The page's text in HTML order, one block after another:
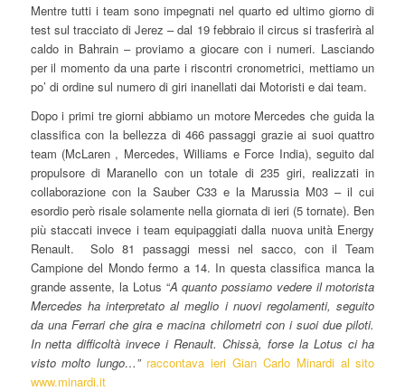
Mentre tutti i team sono impegnati nel quarto ed ultimo giorno di
test sul tracciato di Jerez – dal 19 febbraio il circus si trasferirà al
caldo in Bahrain – proviamo a giocare con i numeri. Lasciando
per il momento da una parte i riscontri cronometrici, mettiamo un
po’ di ordine sul numero di giri inanellati dai Motoristi e dai team.
Dopo i primi tre giorni abbiamo un motore Mercedes che guida la
classifica con la bellezza di 466 passaggi grazie ai suoi quattro
team (McLaren , Mercedes, Williams e Force India), seguito dal
propulsore di Maranello con un totale di 235 giri, realizzati in
collaborazione con la Sauber C33 e la Marussia M03 – il cui
esordio però risale solamente nella giornata di ieri (5 tornate). Ben
più staccati invece i team equipaggiati dalla nuova unità Energy
Renault. Solo 81 passaggi messi nel sacco, con il Team
Campione del Mondo fermo a 14. In questa classifica manca la
grande assente, la Lotus “A quanto possiamo vedere il motorista
Mercedes ha interpretato al meglio i nuovi regolamenti, seguito
da una Ferrari che gira e macina chilometri con i suoi due piloti.
In netta difficoltà invece i Renault. Chissà, forse la Lotus ci ha
visto molto lungo…” raccontava ieri Gian Carlo Minardi al sito
www.minardi.it